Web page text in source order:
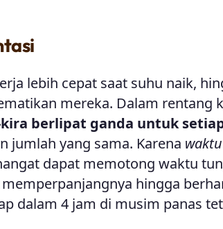
lebih cepat saat suhu naik,
mereka. Dalam rentang
berlipat ganda untuk
jumlah yang sama. Karena waktu
dapat memotong waktu
hingga
dalam 4 jam di musim panas